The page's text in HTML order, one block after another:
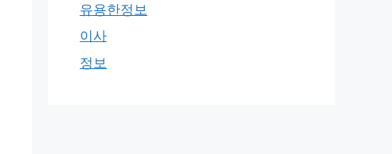
유용한정보
이사
정보